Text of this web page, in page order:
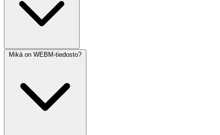
Mikä on WEBM-tiedosto?